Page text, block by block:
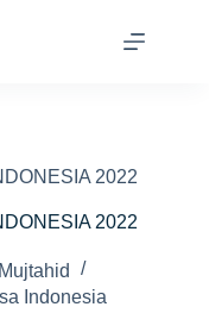
2022
2022
Indonesia